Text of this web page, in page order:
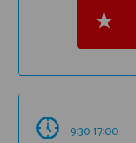
9:30-17:00